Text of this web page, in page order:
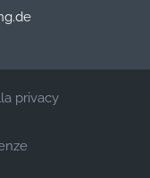
privacy